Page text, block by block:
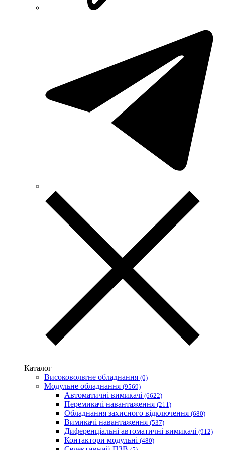
Smart-MAIC
Technoelectric (Італія)
Technosystems (Україна)
TEKPAN (Туреччина)
TeleTec (Україна)
Vargo (Україна)
Vector VS
Vimar (Італія)
Volter (Україна)
Volterm (Україна)
Wago (Німеччина)
АС Привод (Україна)
АСКО-УКРЕМ (Україна)
Запорізький завод кольорових металів (ЗЗКМ)
Каблекс Одеса
Мегомметр (Україна)
Промфактор
Термофіт
Укренерго-Альянс (Україна)
Каталог
Високовольтне обладнання (0)
Модульне обладнання (9569)
Автоматичні вимикачі (6622)
Перемикачі навантаження (211)
Обладнання захисного відключення (680)
Вимикачі навантаження (537)
Диференціальні автоматичні вимикачі (912)
Контактори модульні (480)